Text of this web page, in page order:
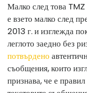
Малко след това
е взето малко след
2013 г. и изглежда
леглото заедно без
потвърдено
съобщения, които
признава, че е